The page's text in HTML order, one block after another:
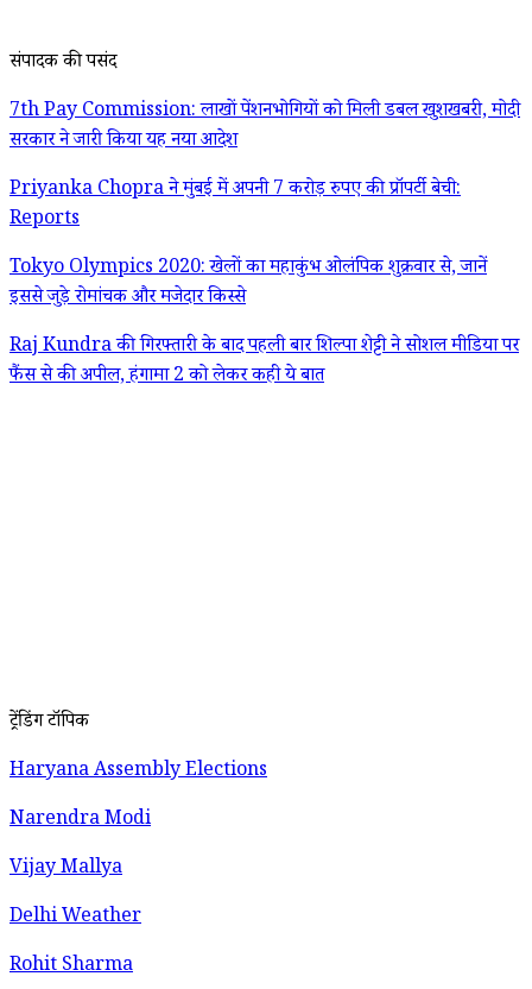
संपादक की पसंद
7th Pay Commission: लाखों पेंशनभोगियों को मिली डबल खुशखबरी, मोदी
सरकार ने जारी किया यह नया आदेश
Priyanka Chopra ने मुंबई में अपनी 7 करोड़ रुपए की प्रॉपर्टी बेची:
Reports
Tokyo Olympics 2020: खेलों का महाकुंभ ओलंपिक शुक्रवार से, जानें
इससे जुड़े रोमांचक और मजेदार किस्से
Raj Kundra की गिरफ्तारी के बाद पहली बार शिल्पा शेट्टी ने सोशल मीडिया पर
फैंस से की अपील, हंगामा 2 को लेकर कही ये बात
ट्रेंडिंग टॉपिक
Haryana Assembly Elections
Narendra Modi
Vijay Mallya
Delhi Weather
Rohit Sharma